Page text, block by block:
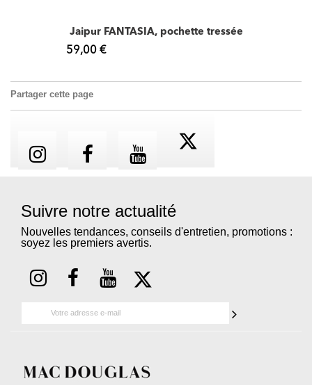
Jaipur FANTASIA, pochette tressée
59,00 €
Partager cette page
Suivre notre actualité
Nouvelles tendances, conseils d'entretien, promotions :
soyez les premiers avertis.